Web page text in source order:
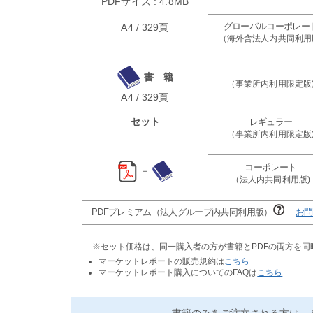
A4 / 329頁
書 籍
A4 / 329頁
セット
＋
PDFプレミアム（法人グループ内共同利用版） お
※セット価格は、同一購入者の方が書籍とPDFの両方を
マーケットレポートの販売規約は こちら
マーケットレポート購入についてのFAQは こちら